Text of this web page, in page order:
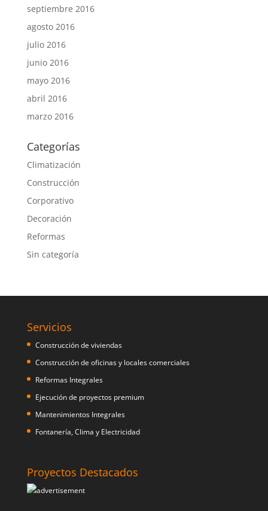
septiembre 2016
agosto 2016
julio 2016
junio 2016
mayo 2016
abril 2016
marzo 2016
Categorías
Climatización
Construcción
Corporativo
Decoración
Reformas
Sin categoría
Servicios
Construcción de viviendas
Construcción de oficinas y locales comerciales
Reformas Integrales
Ejecución de proyectos premium
Mantenimientos Integrales
Fontanería, Clima y Electricidad
Proyectos Destacados